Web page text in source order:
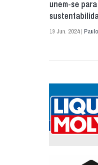
unem-se
19 Jun. 2024 |